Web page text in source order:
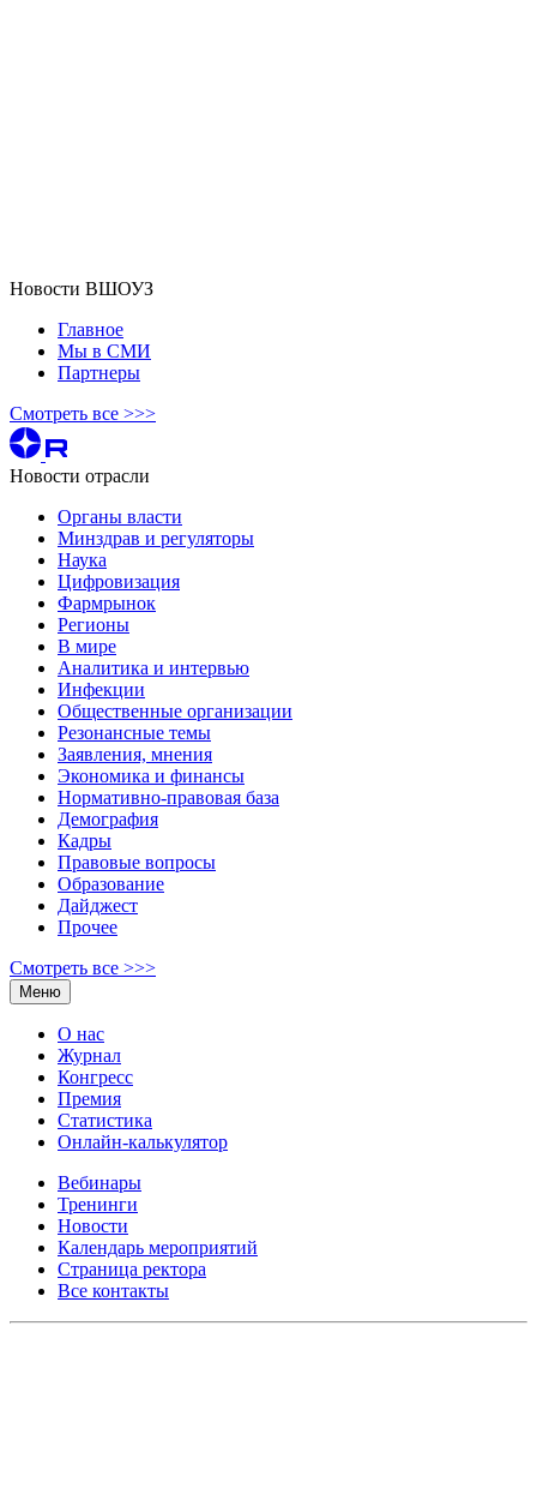
Новости ВШОУЗ
Главное
Мы в СМИ
Партнеры
Смотреть все >>>
Новости отрасли
Органы власти
Минздрав и регуляторы
Наука
Цифровизация
Фармрынок
Регионы
В мире
Аналитика и интервью
Инфекции
Общественные организации
Резонансные темы
Заявления, мнения
Экономика и финансы
Нормативно-правовая база
Демография
Кадры
Правовые вопросы
Образование
Дайджест
Прочее
Смотреть все >>>
Меню
О нас
Журнал
Конгресс
Премия
Статистика
Онлайн-калькулятор
Вебинары
Тренинги
Новости
Календарь мероприятий
Страница ректора
Все контакты